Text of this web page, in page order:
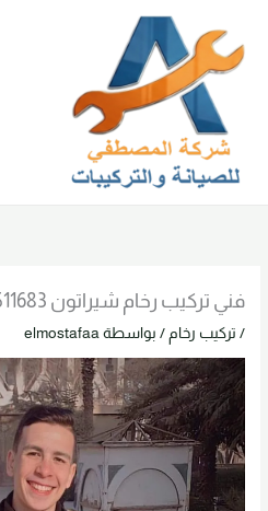
المحتوى
فني تركيب رخام شيراتون 01203511683
/ تركيب رخام / بواسطة elmostafaa